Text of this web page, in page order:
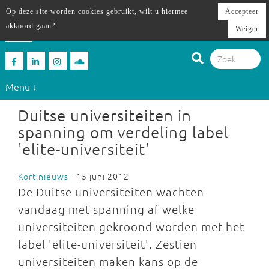
Menu ↓
Duitse universiteiten in
spanning om verdeling label
'elite-universiteit'
Kort nieuws - 15 juni 2012
De Duitse universiteiten wachten
vandaag met spanning af welke
universiteiten gekroond worden met het
label 'elite-universiteit'. Zestien
universiteiten maken kans op de
Op deze site worden cookies gebruikt, wilt u hiermee
akkoord gaan?
Accepteer
Weiger